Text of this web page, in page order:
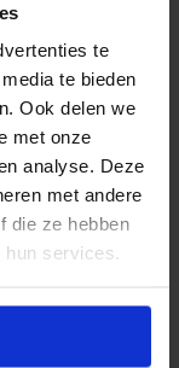
te
te bieden
Ook delen we
met onze
analyse. Deze
met andere
die ze hebben
services.
U betaalt
u wilt
Indien u dit
kan
en
een eerlijk
uur per dag